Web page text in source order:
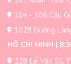
trang
sản
104 - 106 Cầu
1028 Đường
HỒ CHÍ MINH |
228 Lê Văn Sỹ,